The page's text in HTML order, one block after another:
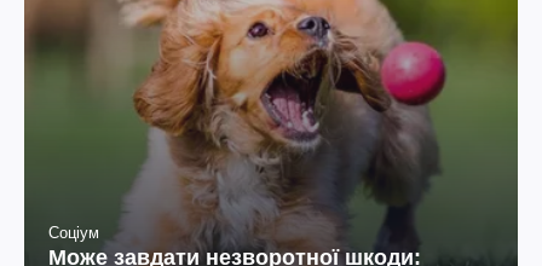
Соціум
Може завдати незворотної шкоди: